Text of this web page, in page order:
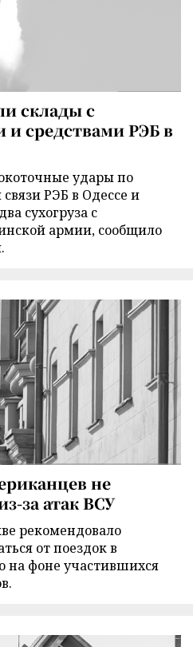
склады с
и средствами РЭБ в
удары по
РЭБ в Одессе и
сухогруза с
армии, сообщило
не
за атак ВСУ
рекомендовало
от поездок в
на фоне участившихся